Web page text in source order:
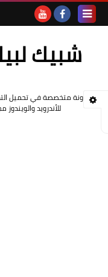
شبيك
مدونة متخصصة في تحميل
للأندرويد